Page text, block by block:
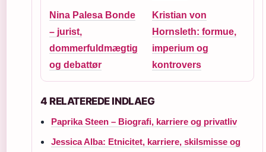
Nina Palesa Bonde
– jurist,
dommerfuldmægtig
og debattør
Kristian von
Hornsleth: formue,
imperium og
kontrovers
4 RELATEREDE INDLAEG
Paprika Steen – Biografi, karriere og privatliv
Jessica Alba: Etnicitet, karriere, skilsmisse og